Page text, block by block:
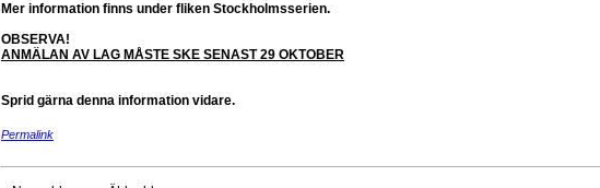
Mer information finns under fliken Stockholmsserien.
OBSERVA!
ANMÄLAN AV LAG MÅSTE SKE SENAST 29 OKTOBER
Sprid gärna denna information vidare.
Permalink